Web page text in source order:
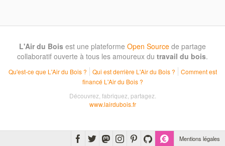
Mentions légales
L'Air du Bois est une plateforme Open Source de partage
collaboratif ouverte à tous les amoureux du travail du bois.
Qu'est-ce que L'Air du Bois ? Qui est derrière L'Air du Bois ?
Comment est
financé L'Air du Bois ?
Découvrez, fabriquez, partagez.
www.lairdubois.fr